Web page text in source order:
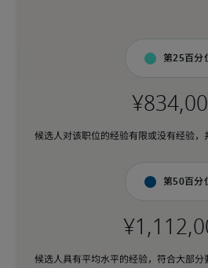
第25百分
候选人对该职位的经验有限或没有经验，
第50百分
候选人具有平均水平的经验，符合大部分